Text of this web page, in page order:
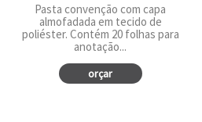
Pasta convenção com capa
almofadada em tecido de
poliéster. Contém 20 folhas para
anotação...
orçar